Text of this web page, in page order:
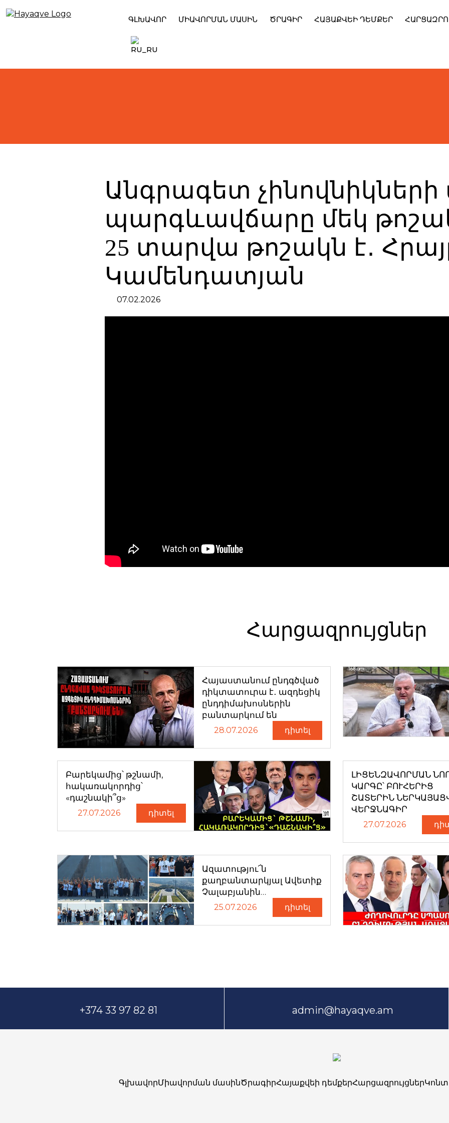
to
ԳԼԽԱՎՈՐ ՄԻԱՎՈՐՄԱՆ ՄԱՍԻՆ ԾՐԱԳԻՐ ՀԱՅԱՔՎԵԻ ԴԵՄՔԵՐ
Անգրագետ
պարգևավճարը մեկ
25 տարվա թոշակն է․
Կամենդատյան
07.02.2026
Հարցազրույցներ
Հայաստանում ընդգծված
դիկտատուրա է․ ազդեցիկ
ընդդիմախոսներին
բանտարկում են
28.07.2026 դիտել
Բարեկամից՝ թշնամի,
հակառակորդից՝
«դաշնակի՞ց»
27.07.2026 դիտել
ԼԻՑԵՆԶԱՎՈՐՄԱՆ
ԿԱՐԳԸ՝ ԲՈՒՀԵՐԻՑ
ՇԱՏԵՐԻՆ
ՎԵՐՋՆԱԳԻՐ
27.07.2026
Ազատությու՜ն
քաղբանտարկյալ Ավետիք
Չալաբյանին…
25.07.2026 դիտել
+374 33 97 82 81 admin@hayaqve.am
ԳլխավորՄիավորման մասինԾրագիրՀայաքվեի դեմքերՀարցազրույցներ